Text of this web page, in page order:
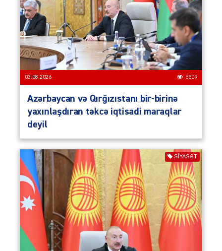
03.08.2026 5509
Azərbaycan və Qırğızıstanı bir-birinə
yaxınlaşdıran təkcə iqtisadi maraqlar
deyil
SIYASƏT